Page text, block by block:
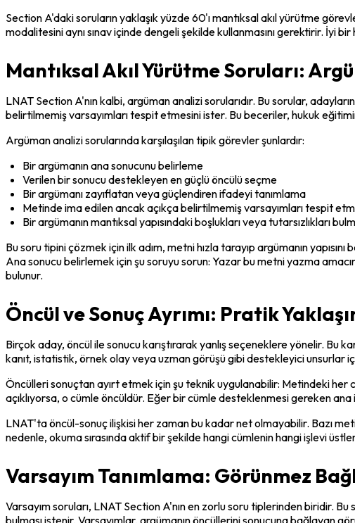
Section A'daki soruların yaklaşık yüzde 60'ı mantıksal akıl yürütme
modalitesini aynı sınav içinde dengeli şekilde kullanmasını gerektirir. İyi
Mantıksal Akıl Yürütme Soruları:
LNAT Section A'nın kalbi, argüman analizi sorularıdır. Bu sorular,
belirtilmemiş varsayımları tespit etmesini ister. Bu beceriler, hukuk
Argüman analizi sorularında karşılaşılan tipik görevler şunlardır:
Bir argümanın ana sonucunu belirleme
Verilen bir sonucu destekleyen en güçlü öncülü seçme
Bir argümanı zayıflatan veya güçlendiren ifadeyi tanımlama
Metinde ima edilen ancak açıkça belirtilmemiş varsayımları tespit
Bir argümanın mantıksal yapısındaki boşlukları veya tutarsızlıkları
Bu soru tipini çözmek için ilk adım, metni hızla tarayıp argümanın
Ana sonucu belirlemek için şu soruyu sorun: Yazar bu metni yazma
bulunur.
Öncül ve Sonuç Ayrımı: Pratik
Birçok aday, öncül ile sonucu karıştırarak yanlış seçeneklere yönelir. Bu
kanıt, istatistik, örnek olay veya uzman görüşü gibi destekleyici unsurlar
Öncülleri sonuçtan ayırt etmek için şu teknik uygulanabilir: Metindeki her
açıklıyorsa, o cümle öncüldür. Eğer bir cümle desteklenmesi gereken
LNAT'ta öncül-sonuç ilişkisi her zaman bu kadar net olmayabilir. Bazı
nedenle, okuma sırasında aktif bir şekilde hangi cümlenin hangi işlevi
Varsayım Tanımlama: Görünmez
Varsayım soruları, LNAT Section A'nın en zorlu soru tiplerinden biridir.
bulması istenir. Varsayımlar, argümanın öncüllerini sonucuna bağlayan